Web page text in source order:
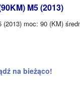
M5 (2013)
moc: 90 (KM)
na bieżąco!